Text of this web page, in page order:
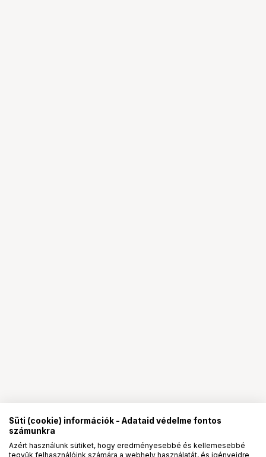
Süti (cookie) információk - Adataid védelme fontos
számunkra
Azért használunk sütiket, hogy eredményesebbé és kellemesebbé
tegyük felhasználóink számára a webhely használatát, és igényeidre